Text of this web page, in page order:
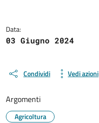
Data:
03 Giugno 2024
Condividi Vedi azioni
Argomenti
Agricoltura